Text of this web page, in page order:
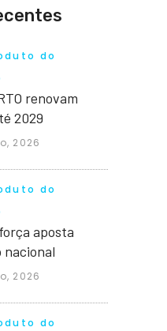
do
renovam
2029
2026
do
aposta
nacional
2026
do